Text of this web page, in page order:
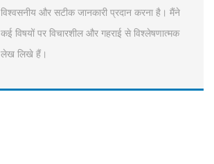
विश्वसनीय और सटीक जानकारी प्रदान करना है। मैंने
कई विषयों पर विचारशील और गहराई से विश्लेषणात्मक
लेख लिखे हैं।